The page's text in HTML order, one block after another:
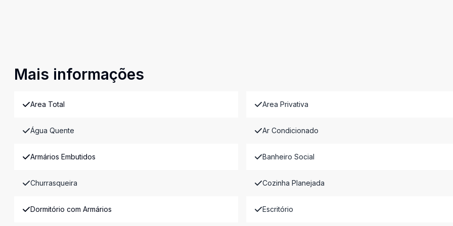
Mais informações
Area Total Area Privativa
Água Quente Ar Condicionado
Armários Embutidos Banheiro Social
Churrasqueira Cozinha Planejada
Dormitório com Armários Escritório